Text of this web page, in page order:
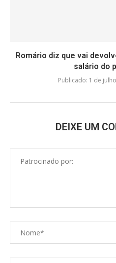
Romário diz que vai
salário do
Publicado: 1 de
DEIXE UM